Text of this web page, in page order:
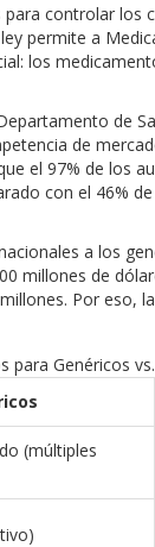
controlar los
permite a
los
de
de
el 97% de los
con el 46%
a los
millones de
Por eso,
para Genéricos
(múltiples